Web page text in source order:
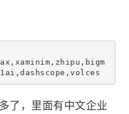
了，里面有中文企业